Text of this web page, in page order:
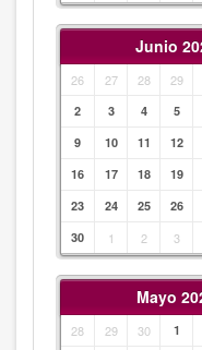
Junio
26 27 28 29
2
3 4 5
9
10 11 12
16
17 18 19
23
24 25 26
30
1 2 3
Mayo
28 29 30 1